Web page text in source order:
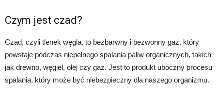
Czym jest czad?
Czad, czyli tlenek węgla, to bezbarwny i bezwonny gaz, który
powstaje podczas niepełnego spalania paliw organicznych, takich
jak drewno, węgiel, olej czy gaz. Jest to produkt uboczny procesu
spalania, który może być niebezpieczny dla naszego organizmu.